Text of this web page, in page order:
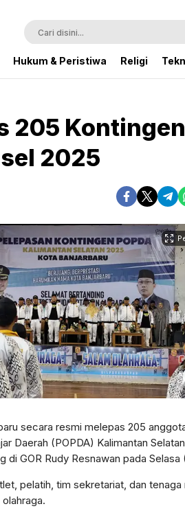
Hukum & Peristiwa Religi
205 Kontingen
2025
secara resmi melepas 205
Daerah (POPDA) Kalimantan
di GOR Rudy Resnawan pada Selasa
pelatih, tim sekretariat, dan tenaga